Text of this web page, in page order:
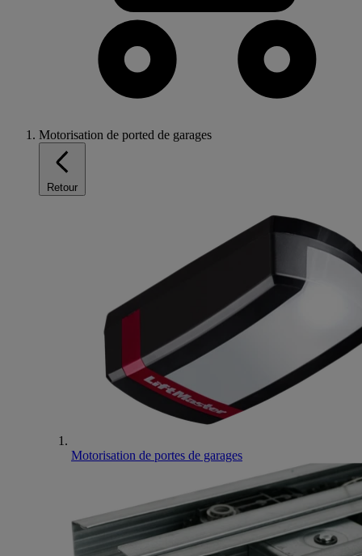
Motorisation de ported de garages
Retour
Motorisation de portes de garages